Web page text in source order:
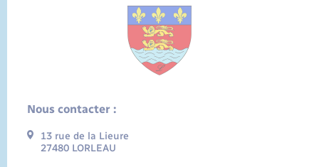
Nous contacter :
13 rue de la Lieure
27480 LORLEAU